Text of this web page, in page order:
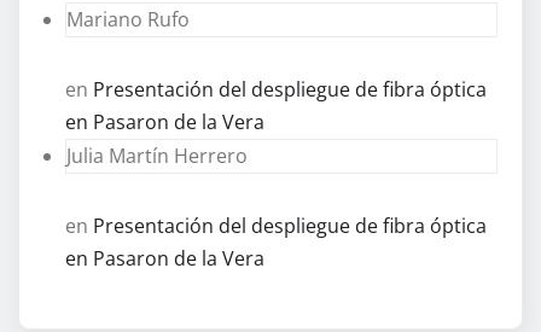
Mariano Rufo
en Presentación del despliegue de fibra óptica
en Pasaron de la Vera
Julia Martín Herrero
en Presentación del despliegue de fibra óptica
en Pasaron de la Vera